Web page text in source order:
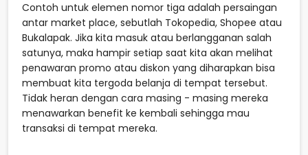
Contoh untuk elemen nomor tiga adalah persaingan
antar market place, sebutlah Tokopedia, Shopee atau
Bukalapak. Jika kita masuk atau berlangganan salah
satunya, maka hampir setiap saat kita akan melihat
penawaran promo atau diskon yang diharapkan bisa
membuat kita tergoda belanja di tempat tersebut.
Tidak heran dengan cara masing - masing mereka
menawarkan benefit ke kembali sehingga mau
transaksi di tempat mereka.